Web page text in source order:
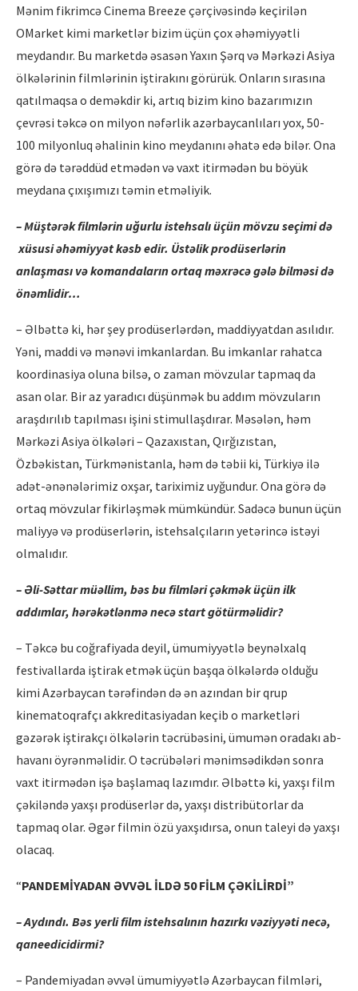
Mənim fikrimcə Cinema Breeze çərçivəsində keçirilən
OMarket kimi marketlər bizim üçün çox əhəmiyyətli
meydandır. Bu marketdə əsasən Yaxın Şərq və Mərkəzi Asiya
ölkələrinin filmlərinin iştirakını görürük. Onların sırasına
qatılmaqsa o deməkdir ki, artıq bizim kino bazarımızın
çevrəsi təkcə on milyon nəfərlik azərbaycanlıları yox, 50-
100 milyonluq əhalinin kino meydanını əhatə edə bilər. Ona
görə də tərəddüd etmədən və vaxt itirmədən bu böyük
meydana çıxışımızı təmin etməliyik.
– Müştərək filmlərin uğurlu istehsalı üçün mövzu seçimi də
xüsusi əhəmiyyət kəsb edir. Üstəlik prodüserlərin
anlaşması və komandaların ortaq məxrəcə gələ bilməsi də
önəmlidir…
– Əlbəttə ki, hər şey prodüserlərdən, maddiyyatdan asılıdır.
Yəni, maddi və mənəvi imkanlardan. Bu imkanlar rahatca
koordinasiya oluna bilsə, o zaman mövzular tapmaq da
asan olar. Bir az yaradıcı düşünmək bu addım mövzuların
araşdırılıb tapılması işini stimullaşdırar. Məsələn, həm
Mərkəzi Asiya ölkələri – Qazaxıstan, Qırğızıstan,
Özbəkistan, Türkmənistanla, həm də təbii ki, Türkiyə ilə
adət-ənənələrimiz oxşar, tariximiz uyğundur. Ona görə də
ortaq mövzular fikirləşmək mümkündür. Sadəcə bunun üçün
maliyyə və prodüserlərin, istehsalçıların yetərincə istəyi
olmalıdır.
– Əli-Səttar müəllim, bəs bu filmləri çəkmək üçün ilk
addımlar, hərəkətlənmə necə start götürməlidir?
– Təkcə bu coğrafiyada deyil, ümumiyyətlə beynəlxalq
festivallarda iştirak etmək üçün başqa ölkələrdə olduğu
kimi Azərbaycan tərəfindən də ən azından bir qrup
kinematoqrafçı akkreditasiyadan keçib o marketləri
gəzərək iştirakçı ölkələrin təcrübəsini, ümumən oradakı ab-
havanı öyrənməlidir. O təcrübələri mənimsədikdən sonra
vaxt itirmədən işə başlamaq lazımdır. Əlbəttə ki, yaxşı film
çəkiləndə yaxşı prodüserlər də, yaxşı distribütorlar da
tapmaq olar. Əgər filmin özü yaxşıdırsa, onun taleyi də yaxşı
olacaq.
“PANDEMİYADAN ƏVVƏL İLDƏ 50 FİLM ÇƏKİLİRDİ”
– Aydındı. Bəs yerli film istehsalının hazırkı vəziyyəti necə,
qaneedicidirmi?
– Pandemiyadan əvvəl ümumiyyətlə Azərbaycan filmləri,